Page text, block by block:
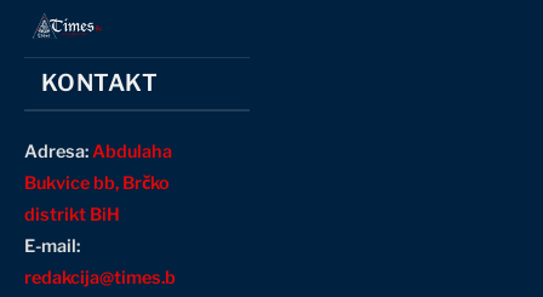
KONTAKT
Adresa:Abdulaha
Bukvice bb, Brčko
distrikt BiH
E-mail:
redakcija@times.b